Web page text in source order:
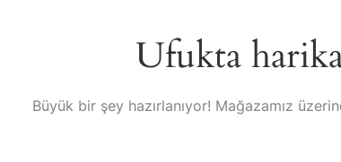
Ufukta
Büyük bir şey hazırlanıyor! Mağazamız